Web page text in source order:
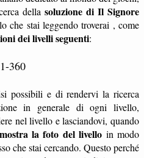
della soluzione di Il Signore
che stai leggendo troverai , come
dei livelli seguenti:
360
possibili e di rendervi la ricerca
in generale di ogni livello,
nel livello e lasciandovi, quando
la foto del livello in modo
che stai cercando. Questo perché